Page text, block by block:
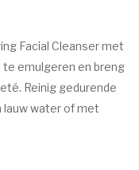
Facial Cleanser met
emulgeren en breng
Reinig gedurende
lauw water of met